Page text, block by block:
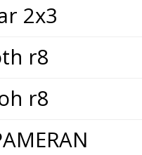
2x3
r8
r8